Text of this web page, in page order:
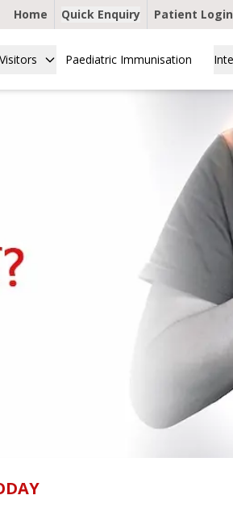
Home Quick Enquiry Patient Login
Paediatric Immunisation